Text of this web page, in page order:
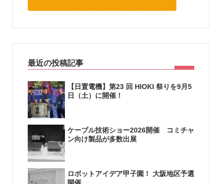
最近の投稿記事
【日置電機】第23 回 HIOKI 祭りを9月5
日（土）に開催！
ケーブル技術ショー2026開催 コミチャ
ン向け製品が多数出展
ロボットアイデア甲子園！ 大阪地区予選